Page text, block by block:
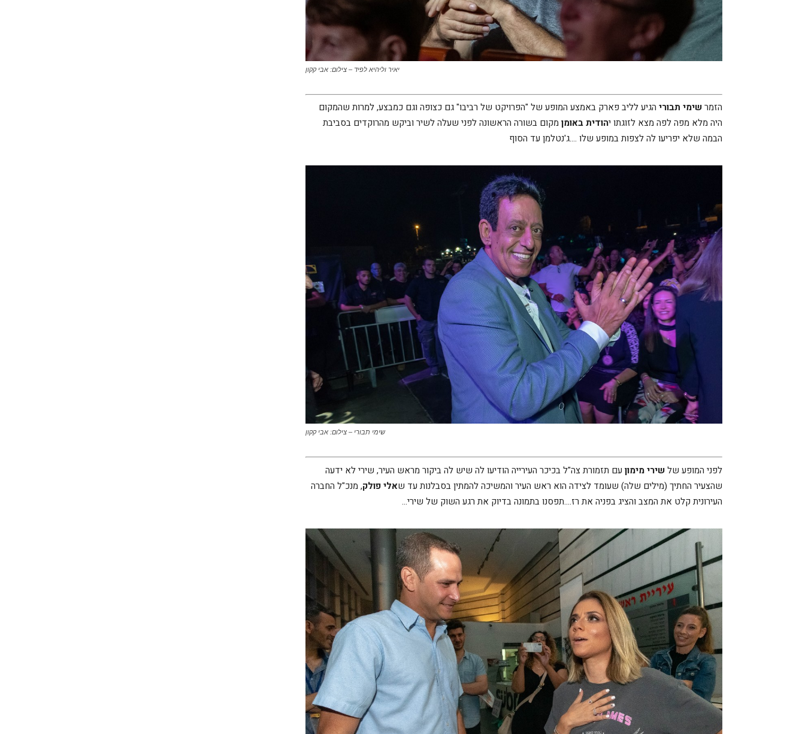
יאיר וליהיא לפיד – צילום: אבי קקון
הזמרשימי תבורי הגיע לליב פארק באמצע המופע של "הפרויקט של רביבו" גם כצופה וגם כמבצע, למרות שהמקום
היה מלא מפה לפה מצא לזוגתו יהודית באומן מקום בשורה הראשונה לפני שעלה לשיר וביקש מהרוקדים בסביבת
הבמה שלא יפריעו לה לצפות במופע שלו ….ג'נטלמן עד הסוף
שימי תבורי – צילום: אבי קקון
לפני המופע שלשירי מימון עם תזמורת צה"ל בכיכר העירייה הודיעו לה שיש לה ביקור מראש העיר, שירי לא ידעה
שהצעיר החתיך (מילים שלה) שעומד לצידה הוא ראש העיר והמשיכה להמתין בסבלנות עד שאלי פולק, מנכ"ל החברה
העירונית קלט את המצב והציג בפניה את רז….תפסנו בתמונה בדיוק את רגע השוק של שירי…